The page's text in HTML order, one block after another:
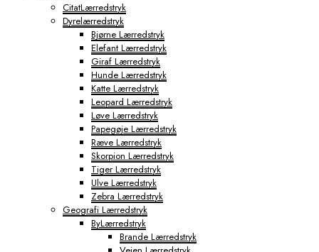
CitatLærredstryk
Dyrelærredstryk
Bjørne Lærredstryk
Elefant Lærredstryk
Giraf Lærredstryk
Hunde Lærredstryk
Katte Lærredstryk
Leopard Lærredstryk
Løve Lærredstryk
Papegøje Lærredstryk
Ræve Lærredstryk
Skorpion Lærredstryk
Tiger Lærredstryk
Ulve Lærredstryk
Zebra Lærredstryk
Geografi Lærredstryk
ByLærredstryk
Brande Lærredstryk